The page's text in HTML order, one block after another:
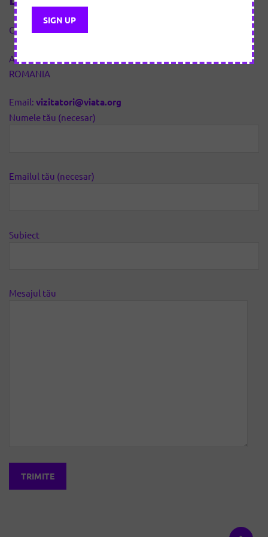
CUI 40846530, J23/1361/2019
Adresa: Roșu, str. Crinului nr. 35C, jud. ILFOV, 077042,
ROMANIA
Email: vizitatori@viata.org
Numele tău (necesar)
Emailul tău (necesar)
Subiect
Mesajul tău